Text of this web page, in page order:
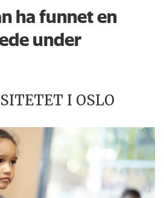
ha funnet en
under
I OSLO